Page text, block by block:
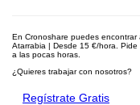
En Cronoshare puedes
Atarrabia | Desde 15 €/hora.
a las pocas horas.
¿Quieres trabajar con nosotros?
Regístrate Gratis